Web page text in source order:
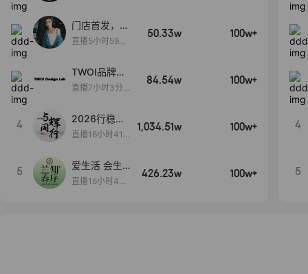
门店首发，秋
款大上新！！
直播5小时59分
50.33w 100w+
TWOI品牌直
播间新款上
直播7小时3分5
84.54w 100w+
4
2026行稳致
远
直播16小时41
1,034.51w 100w+
5
爱生活 会生
活
直播16小时45
426.23w 100w+
4
5